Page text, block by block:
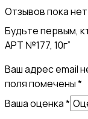
Отзывов пока
Будьте первым,
АРТ №177, 10г”
Ваш адрес email
поля помечены*
Ваша оценка*